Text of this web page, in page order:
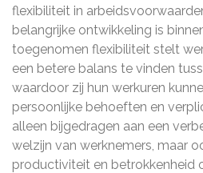
flexibiliteit in
belangrijke ontwikkeling is
toegenomen flexibiliteit stelt
een betere balans te vinden
waardoor zij hun werkuren
persoonlijke behoeften en
alleen bijgedragen aan een
welzijn van werknemers, maar
productiviteit en betrokkenheid